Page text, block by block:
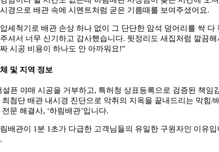
경으로 배관 속에 시멘트처럼 굳은 기름때를 보여주셨어요.
세척기로 배관 손상 하나 없이 그 단단한 암석 덩어리를 싹 다
셔서 너무 신기하고 감사했습니다. 뒷정리도 새집처럼 깔끔해
시공 비용이 하나도 안 아까워요!”
및 지역 정보
설픈 야매 시공을 거부하고, 특허청 상표등록으로 검증된 책임
최첨단 배관 내시경 진단으로 악취의 지옥을 끝내드리는 막힘/
전문 해결사, ‘하림배관’입니다.
배관이 1분 1초가 다급한 고객님들의 유일한 구원자인 이유입